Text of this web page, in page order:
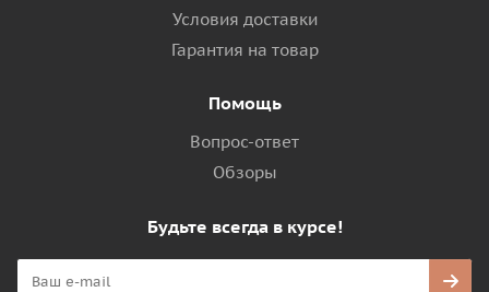
Условия доставки
Гарантия на товар
Помощь
Вопрос-ответ
Обзоры
Будьте всегда в курсе!